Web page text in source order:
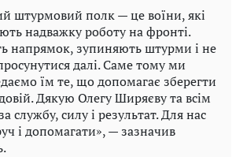
штурмовий полк — це воїни, які
надважку роботу на фронті.
напрямок, зупиняють штурми і не
далі. Саме тому ми
їм те, що допомагає зберегти
Дякую Олегу Ширяєву та всім
службу, силу і результат. Для нас
і допомагати», — зазначив